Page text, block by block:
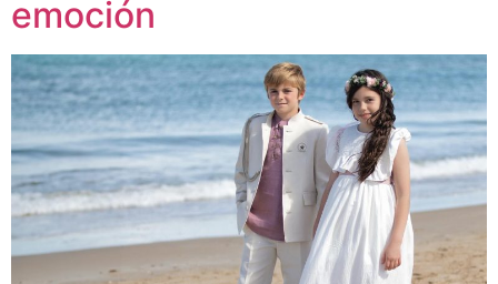
emoción